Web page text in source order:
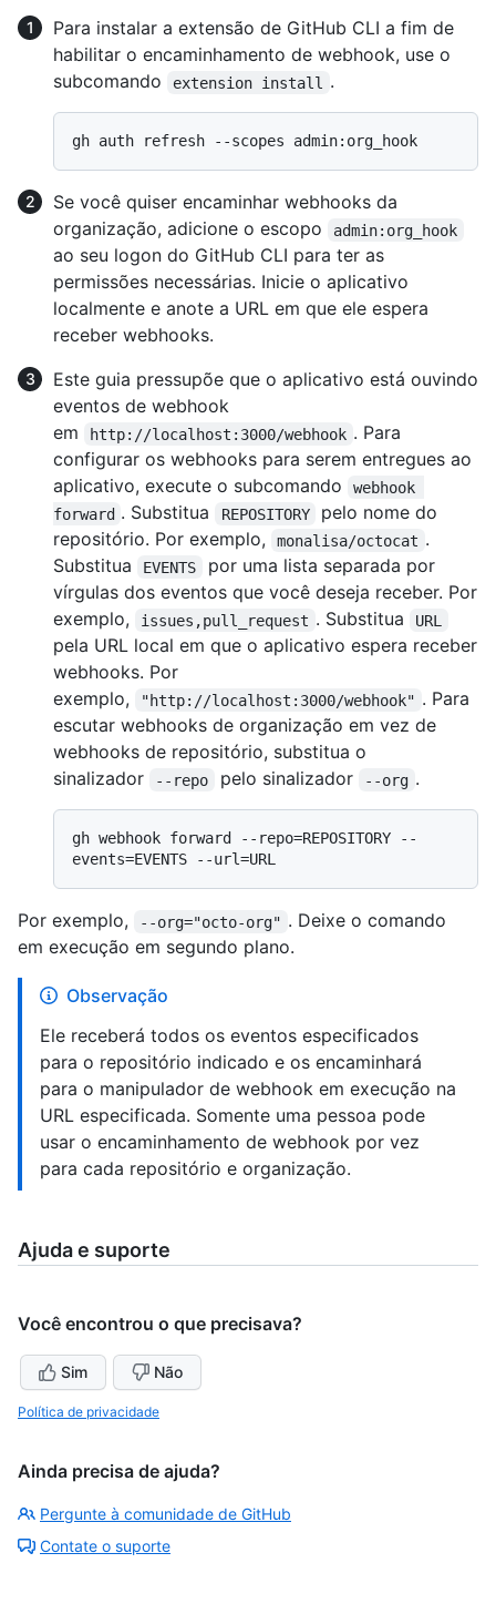
Para instalar a extensão de GitHub CLI a fim de
habilitar o encaminhamento de webhook, use o
subcomando
extension install .
Se você quiser encaminhar webhooks da
organização, adicione o escopo
admin:org_hook
ao seu logon do GitHub CLI para ter as
permissões necessárias. Inicie o aplicativo
localmente e anote a URL em que ele espera
receber webhooks.
Este guia pressupõe que o aplicativo está ouvindo
eventos de webhook
em
http://localhost:3000/webhook . Para
configurar os webhooks para serem entregues ao
aplicativo, execute o subcomando
webhook
forward . Substitua REPOSITORY
pelo nome do
repositório. Por exemplo,
monalisa/octocat .
Substitua
EVENTS
por uma lista separada por
vírgulas dos eventos que você deseja receber. Por
exemplo,
issues,pull_request . Substitua URL
pela URL local em que o aplicativo espera receber
webhooks. Por
exemplo,
"http://localhost:3000/webhook" . Para
escutar webhooks de organização em vez de
webhooks de repositório, substitua o
sinalizador
--repo pelo sinalizador --org .
gh webhook forward --repo=REPOSITORY --
Por exemplo, --org="octo-org" . Deixe o comando
em execução em segundo plano.
Observação
Ele receberá todos os eventos especificados
para o repositório indicado e os encaminhará
para o manipulador de webhook em execução na
URL especificada. Somente uma pessoa pode
usar o encaminhamento de webhook por vez
para cada repositório e organização.
Ajuda e suporte
Você encontrou o que precisava?
Sim Não
Política de privacidade
Ainda precisa de ajuda?
Pergunte à comunidade de GitHub
Contate o suporte